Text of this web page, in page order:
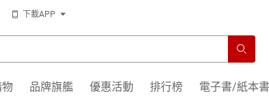
下載APP
物 品牌旗艦 優惠活動 排行榜 電子書/紙本書